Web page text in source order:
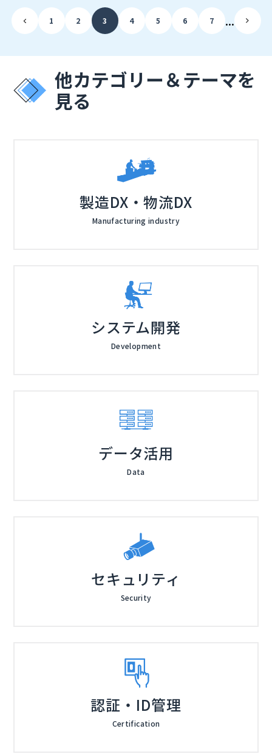
どによるデータの不整合が発生しており、そのままでは
分析に使えない状態のデータが多く存在します。
携基盤の構築のポイントについて解説します。 事例を
交えながら、データ品質の改善方法や全社的なデータ連
携基盤の構築方法をお伝えすることで、貴社の全社的な
アルプス システム インテグレーション株式会社（
会社（
）
※共催、協賛、協力、講演企業は将来的に追加、削除さ
れる可能性があります。
1 2 3 4 5 6 7 ...
他カテゴリー＆テーマを
見る
製造DX・物流DX
Manufacturing industry
システム開発
Development
データ活用
Data
セキュリティ
Security
認証・ID管理
Certification